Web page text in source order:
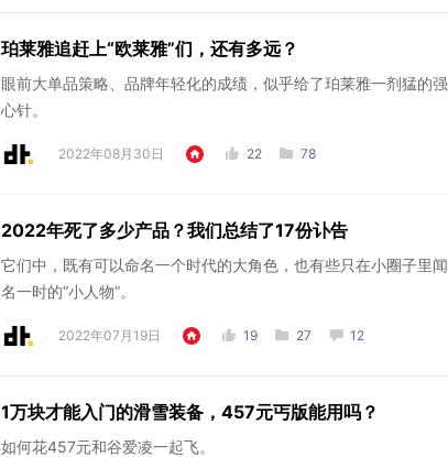
珀莱雅追赶上“欧莱雅”们，还有多远？
眼前大单品策略、品牌年轻化的成绩，似乎给了珀莱雅一剂猛的强
心针。
2022年08月30日 22 78
2022年死了多少产品？我们总结了17份讣告
它们中，既有可以命名一个时代的大角色，也有些只在小圈子里闻
名一时的“小人物”。
2022年07月19日 19 27 12
1万块才能入门的滑雪装备，457元丐版能用吗？
如何花457元和谷爱凌一起飞。